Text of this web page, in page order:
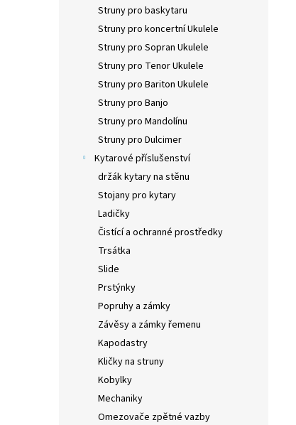
Struny pro baskytaru
Struny pro koncertní Ukulele
Struny pro Sopran Ukulele
Struny pro Tenor Ukulele
Struny pro Bariton Ukulele
Struny pro Banjo
Struny pro Mandolínu
Struny pro Dulcimer
Kytarové příslušenství
držák kytary na stěnu
Stojany pro kytary
Ladičky
Čistící a ochranné prostředky
Trsátka
Slide
Prstýnky
Popruhy a zámky
Závěsy a zámky řemenu
Kapodastry
Kličky na struny
Kobylky
Mechaniky
Omezovače zpětné vazby